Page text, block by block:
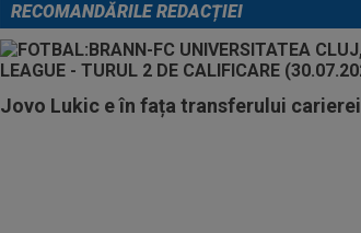
RECOMANDĂRILE REDACȚIEI
Jovo Lukic e în fața transferului carierei